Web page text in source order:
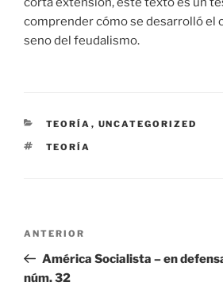
comprender cómo se desarrolló el
seno del feudalismo.
CATEGORÍAS
TEORÍA , UNCATEGORIZED
ETIQUETAS
TEORÍA
Navegación
entradas
Entrada
anterior:
ANTERIOR
América Socialista – en
núm. 32